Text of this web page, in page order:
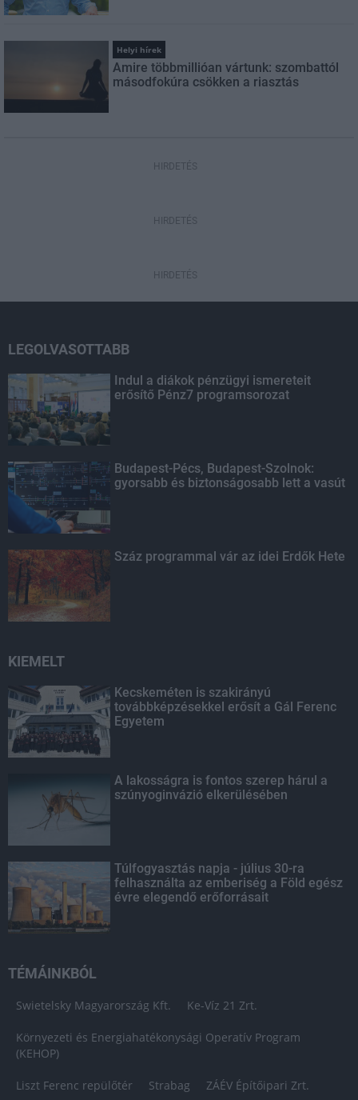
Helyi hírek
Amire többmillióan vártunk: szombattól
másodfokúra csökken a riasztás
HIRDETÉS
HIRDETÉS
HIRDETÉS
LEGOLVASOTTABB
Indul a diákok pénzügyi ismereteit
erősítő Pénz7 programsorozat
Budapest-Pécs, Budapest-Szolnok:
gyorsabb és biztonságosabb lett a vasút
Száz programmal vár az idei Erdők Hete
KIEMELT
Kecskeméten is szakirányú
továbbképzésekkel erősít a Gál Ferenc
Egyetem
A lakosságra is fontos szerep hárul a
szúnyoginvázió elkerülésében
Túlfogyasztás napja - július 30-ra
felhasználta az emberiség a Föld egész
évre elegendő erőforrásait
TÉMÁINKBÓL
Swietelsky Magyarország Kft. Ke-Víz 21 Zrt.
Környezeti és Energiahatékonysági Operatív Program
(KEHOP)
Liszt Ferenc repülőtér Strabag ZÁÉV Építőipari Zrt.